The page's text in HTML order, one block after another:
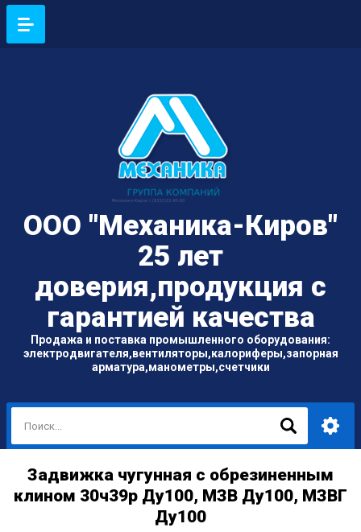
ООО "Механика-Киров"
25 лет
доверия,продукция с
гарантией качества
Продажа и поставка промышленного оборудования:
электродвигателя,вентиляторы,калориферы,запорная
арматура,манометры,счетчики
Задвижка чугунная с обрезиненным
клином 30ч39р Ду100, МЗВ Ду100, МЗВГ
Ду100